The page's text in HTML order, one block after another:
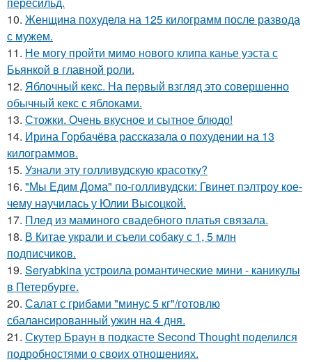
10. Женщина похудела на 125 килограмм после развода
с мужем.
11. Не могу пройти мимо нового клипа канье уэста с
Бьянкой в главной роли.
12. Яблочный кекс. На первый взгляд это совершенно
обычный кекс с яблоками.
13. Стожки. Очень вкусное и сытное блюдо!
14. Ирина Горбачёва рассказала о похудении на 13
килограммов.
15. Узнали эту голливудскую красотку?
16. "Мы Едим Дома" по-голливудски: Гвинет пэлтроу кое-
чему научилась у Юлии Высоцкой.
17. Плед из маминого свадебного платья связала.
18. В Китае украли и съели собаку с 1, 5 млн
подписчиков.
19. Seryabkina устроила романтические мини - каникулы
в Петербурге.
20. Салат с грибами "минус 5 кг"/готовлю
сбалансированный ужин на 4 дня.
21. Скутер Браун в подкасте Second Thought поделился
подробностями о своих отношениях.